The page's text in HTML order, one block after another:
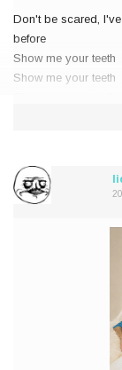
Don't be scared,
before
Show me your teeth
Show me your teeth
That shit's ugly
Just want your sex